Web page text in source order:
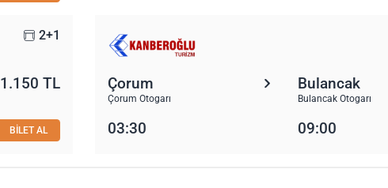
2+1
1.150 TL
BİLET AL
Çorum
Çorum Otogarı
Bulancak
Bulancak Otogarı
03:30 09:00